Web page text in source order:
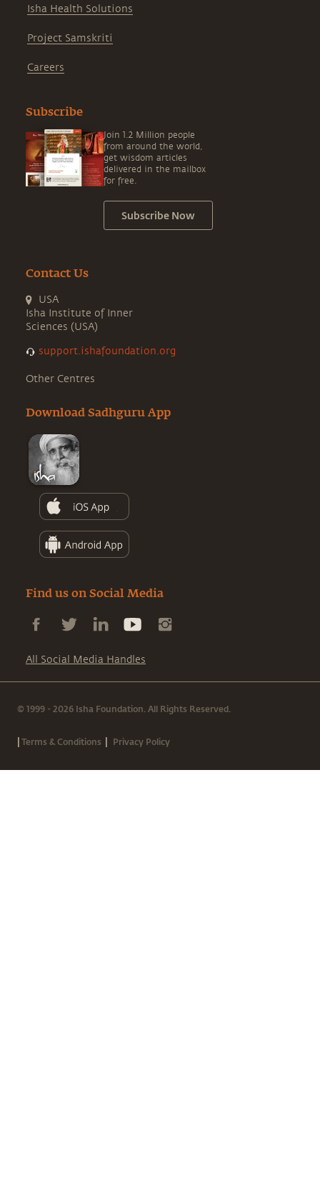
Isha Health Solutions
Project Samskriti
Careers
Subscribe
Join 1.2 Million people
from around the world,
get wisdom articles
delivered in the mailbox
for free.
Subscribe Now
Contact Us
USA
Isha Institute of Inner
Sciences (USA)
support.ishafoundation.org
Other Centres
Download Sadhguru App
Find us on Social Media
All Social Media Handles
© 1999 - 2026 Isha Foundation. All Rights Reserved.
|Terms & Conditions | Privacy Policy